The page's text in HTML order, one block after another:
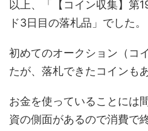
以上、「【コイン収集】第
ド3日目の落札品」でした。
初めてのオークション（コ
たが、落札できたコインも
お金を使っていることには
資の側面があるので消費で